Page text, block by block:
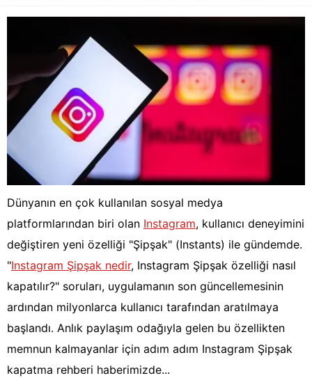
Dünyanın en çok kullanılan sosyal medya
platformlarından biri olan Instagram, kullanıcı deneyimini
değiştiren yeni özelliği "Şipşak" (Instants) ile gündemde.
"Instagram Şipşak nedir, Instagram Şipşak özelliği nasıl
kapatılır?" soruları, uygulamanın son güncellemesinin
ardından milyonlarca kullanıcı tarafından aratılmaya
başlandı. Anlık paylaşım odağıyla gelen bu özellikten
memnun kalmayanlar için adım adım Instagram Şipşak
kapatma rehberi haberimizde...